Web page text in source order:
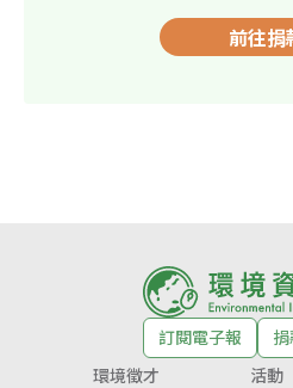
前往捐
訂閱電子報
環境徵才
活動